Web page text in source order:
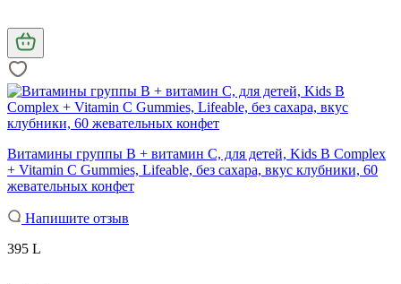
Витамины группы В + витамин С, для детей, Kids B Complex
+ Vitamin C Gummies, Lifeable, без сахара, вкус клубники, 60
жевательных конфет
Напишите отзыв
395 L